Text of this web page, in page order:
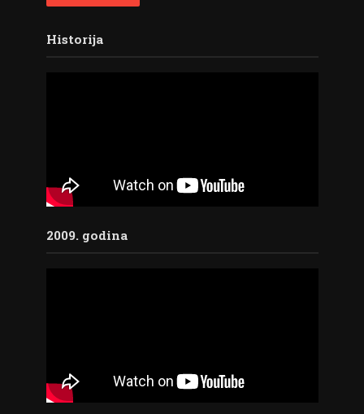
Historija
2009. godina